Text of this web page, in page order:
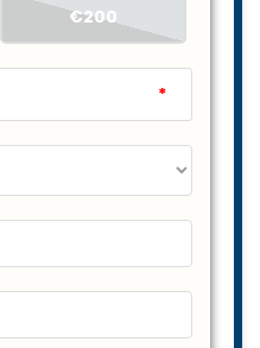
€200
*